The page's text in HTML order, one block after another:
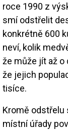
roce 1990 z
smí odstřelit
konkrétně 600
neví, kolik
že může jít až
že jejich
tisíce.
Kromě odstřelu
místní úřady